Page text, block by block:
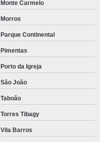
Monte Carmelo
Morros
Parque Continental
Pimentas
Porto da Igreja
São João
Taboão
Torres Tibagy
Vila Barros